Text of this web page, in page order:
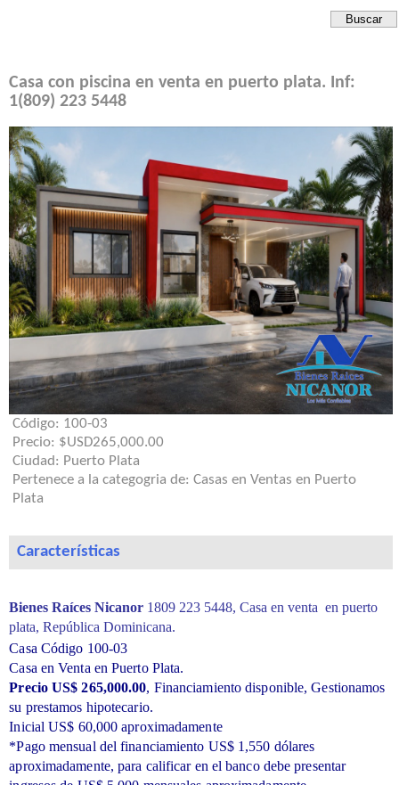
Casa con piscina en venta en puerto plata. Inf:
1(809) 223 5448
Código: 100-03
Precio: $USD265,000.00
Ciudad: Puerto Plata
Pertenece a la categogria de:Casas en Ventas en Puerto
Plata
Características
Bienes Raíces Nicanor 1809 223 5448,Casa en venta en puerto
plata, República Dominicana.
Casa Código 100-03
Casa en Venta en Puerto Plata.
Precio US$ 265,000.00, Financiamiento disponible, Gestionamos
su prestamos hipotecario.
Inicial US$ 60,000 aproximadamente
*Pago mensual del financiamiento US$ 1,550 dólares
aproximadamente, para calificar en el banco debe presentar